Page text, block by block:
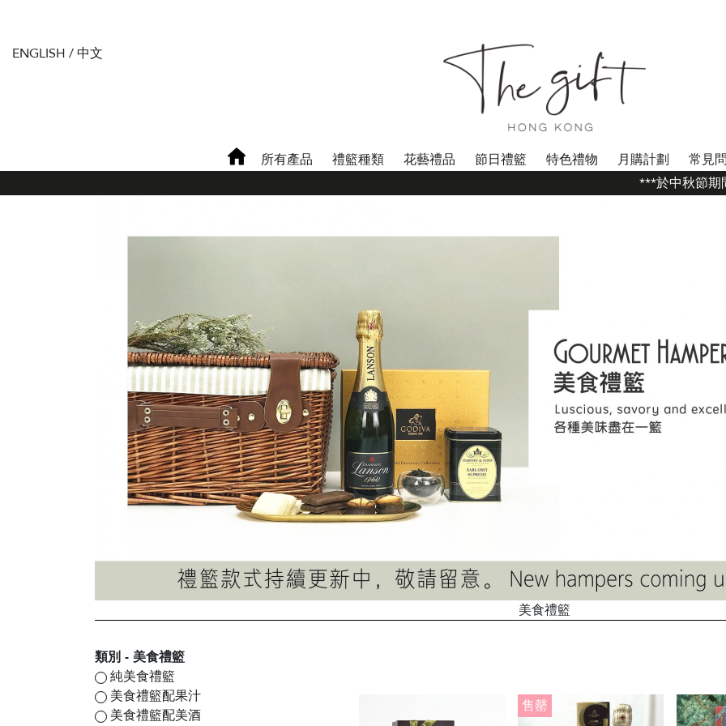
ENGLISH /中文
所有產品 禮籃種類 花藝禮品 節日禮籃 特色禮物 月購計劃
常見
***於中秋節期間
美食禮籃
類別 - 美食禮籃
純美食禮籃
美食禮籃配果汁
美食禮籃配美酒
售罄